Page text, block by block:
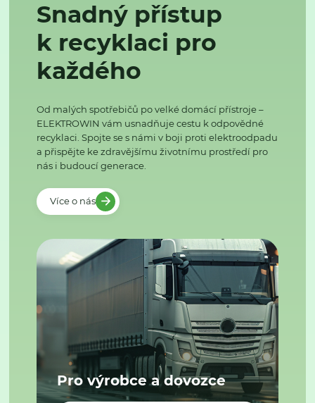
Snadný přístup
k recyklaci pro
každého
Od malých spotřebičů po velké domácí přístroje –
ELEKTROWIN vám usnadňuje cestu k odpovědné
recyklaci. Spojte se s námi v boji proti elektroodpadu
a přispějte ke zdravějšímu životnímu prostředí pro
nás i budoucí generace.
Více o nás
Pro výrobce a dovozce